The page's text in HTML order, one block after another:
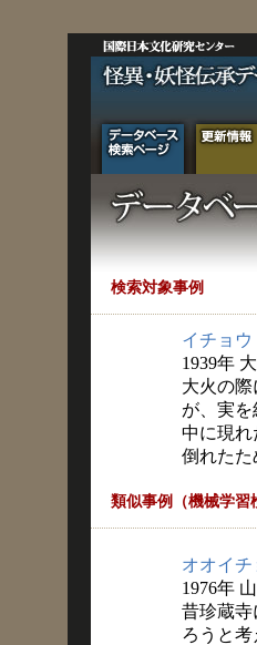
検索対象事例
イチョウ
1939年
大火の
が、実
中に現れ
倒れたた
類似事例（機械学習
オオイチ
1976年
昔珍蔵寺
ろうと